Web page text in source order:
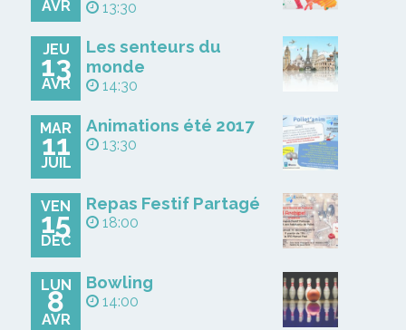
AVR 13:30
JEU
13
AVR
Les senteurs du
monde
14:30
MAR
11
JUIL
Animations été 2017
13:30
VEN
15
DÉC
Repas Festif Partagé
18:00
LUN
8
AVR
Bowling
14:00